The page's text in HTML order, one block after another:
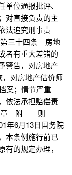
位通报批评、
对直接负责的主
法追究刑事责
三十四条 房地
者有重大差错的
警告，对房地产
，对房地产估价师
案；情节严重
依法承担赔偿责
第五章 附 则
年6月13日国务院
本条例施行前已
的规定办理，